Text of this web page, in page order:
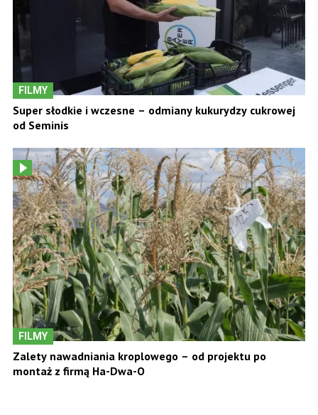
FILMY
Super słodkie i wczesne – odmiany kukurydzy cukrowej
od Seminis
FILMY
Zalety nawadniania kroplowego – od projektu po
montaż z firmą Ha-Dwa-O